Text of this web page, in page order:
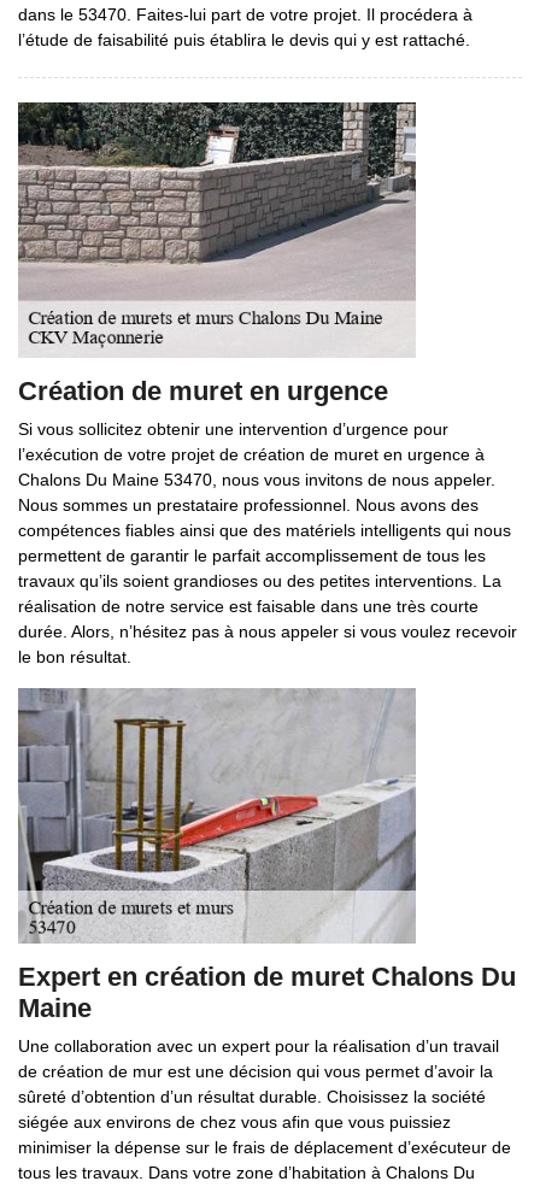
dans le 53470. Faites-lui part de votre projet. Il procédera à
l’étude de faisabilité puis établira le devis qui y est rattaché.
Création de muret en urgence
Si vous sollicitez obtenir une intervention d’urgence pour
l’exécution de votre projet de création de muret en urgence à
Chalons Du Maine 53470, nous vous invitons de nous appeler.
Nous sommes un prestataire professionnel. Nous avons des
compétences fiables ainsi que des matériels intelligents qui nous
permettent de garantir le parfait accomplissement de tous les
travaux qu’ils soient grandioses ou des petites interventions. La
réalisation de notre service est faisable dans une très courte
durée. Alors, n’hésitez pas à nous appeler si vous voulez recevoir
le bon résultat.
Expert en création de muret Chalons Du
Maine
Une collaboration avec un expert pour la réalisation d’un travail
de création de mur est une décision qui vous permet d’avoir la
sûreté d’obtention d’un résultat durable. Choisissez la société
siégée aux environs de chez vous afin que vous puissiez
minimiser la dépense sur le frais de déplacement d’exécuteur de
tous les travaux. Dans votre zone d’habitation à Chalons Du